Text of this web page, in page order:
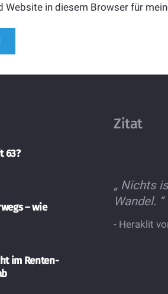
Website in diesem Browser für
63?
– wie
im Renten-
Zitat
„ Nichts
Wandel. “
- Heraklit